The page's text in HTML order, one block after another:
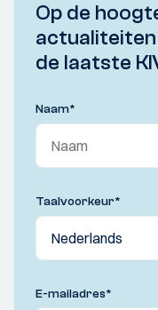
Op de
actualiteiten
de laatste
Naam*
Taalvoorkeur*
E-mailadres*